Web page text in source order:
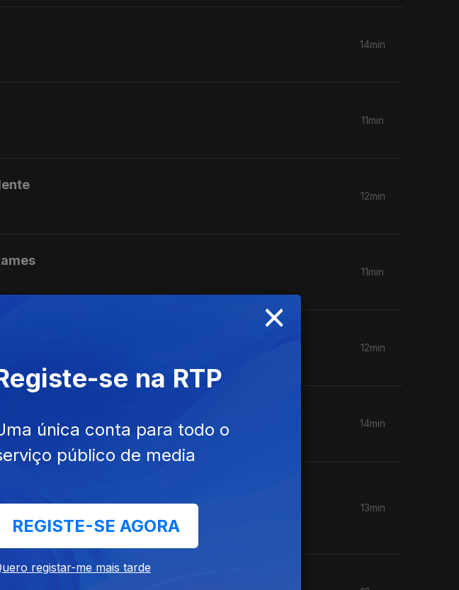
14min
11min
12min
11min
reapreciações
12min
no cargo
14min
aos mandatos de Luís
13min
×
se na RTP
única conta para todo o
público de media
REGISTE-SE AGORA
registar-me mais tarde